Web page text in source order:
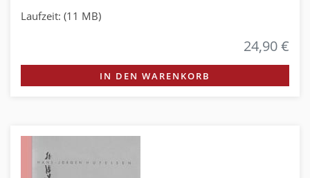
Laufzeit: (11 MB)
24,90 €
IN DEN WARENKORB